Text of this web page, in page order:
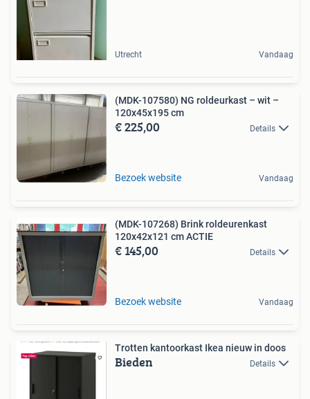
Utrecht Vandaag
(MDK-107580) NG roldeurkast – wit –
120x45x195 cm
€ 225,00 Details
Bezoek website Vandaag
(MDK-107268) Brink roldeurenkast
120x42x121 cm ACTIE
€ 145,00 Details
Bezoek website Vandaag
Trotten kantoorkast Ikea nieuw in doos
Bieden Details